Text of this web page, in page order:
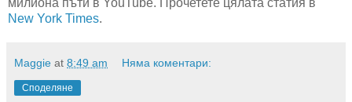
New York Times.
Maggie at 8:49 am Няма коментари:
Споделяне